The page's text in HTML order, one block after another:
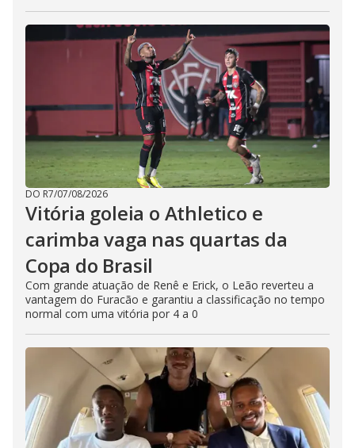
DO R7/07/08/2026
Vitória goleia o Athletico e
carimba vaga nas quartas da
Copa do Brasil
Com grande atuação de Renê e Erick, o Leão reverteu a
vantagem do Furacão e garantiu a classificação no tempo
normal com uma vitória por 4 a 0